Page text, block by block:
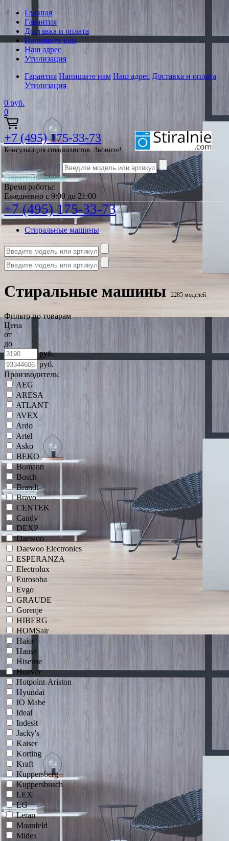
Главная
Гарантия
Доставка и оплата
Напишите нам
Наш адрес
Утилизация
Гарантия Напишите нам Наш адрес Доставка и оплата
Утилизация
0 руб.
0
+7 (495) 175-33-73
Консультация специалистов. Звоните!
Обратный звонок
Время работы:
Ежедневно с 9:00 до 21:00
+7 (495) 175-33-73
Стиральные машины
Стиральные машины 2285 моделей
Фильтр по товарам
Цена
от
до
руб.
руб.
Производитель:
AEG
ARESA
ATLANT
AVEX
Ardo
Artel
Asko
BEKO
Bomann
Bosch
Brandt
Bravo
CENTEK
Candy
DEXP
Daewoo
Daewoo Electronics
ESPERANZA
Electrolux
Eurosoba
Evgo
GRAUDE
Gorenje
HIBERG
HOMSair
Haier
Hansa
Hisense
Hoover
Hotpoint-Ariston
Hyundai
IO Mabe
Ideal
Indesit
Jacky's
Kaiser
Korting
Kraft
Kuppersberg
Kuppersbusch
LEX
LG
Leran
Maunfeld
Midea